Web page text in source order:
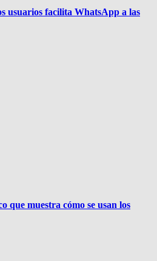
usuarios facilita WhatsApp a las
que muestra cómo se usan los